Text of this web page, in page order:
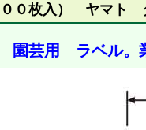
００枚入） ヤマト
園芸用 ラベル。